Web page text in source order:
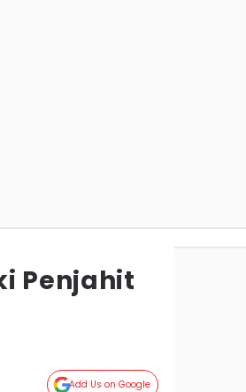
Penjahit
Add Us on Google